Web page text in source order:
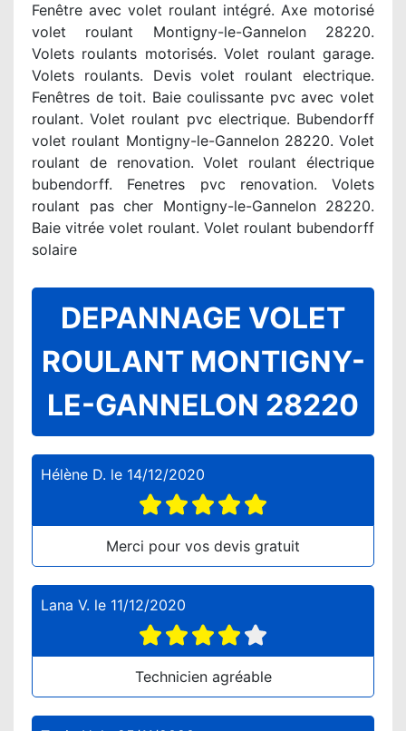
Fenêtre avec volet roulant intégré. Axe motorisé
volet roulant Montigny-le-Gannelon 28220.
Volets roulants motorisés. Volet roulant garage.
Volets roulants. Devis volet roulant electrique.
Fenêtres de toit. Baie coulissante pvc avec volet
roulant. Volet roulant pvc electrique. Bubendorff
volet roulant Montigny-le-Gannelon 28220. Volet
roulant de renovation. Volet roulant électrique
bubendorff. Fenetres pvc renovation. Volets
roulant pas cher Montigny-le-Gannelon 28220.
Baie vitrée volet roulant. Volet roulant bubendorff
solaire
DEPANNAGE VOLET
ROULANT MONTIGNY-
LE-GANNELON 28220
Hélène D. le 14/12/2020
Merci pour vos devis gratuit
Lana V. le 11/12/2020
Technicien agréable